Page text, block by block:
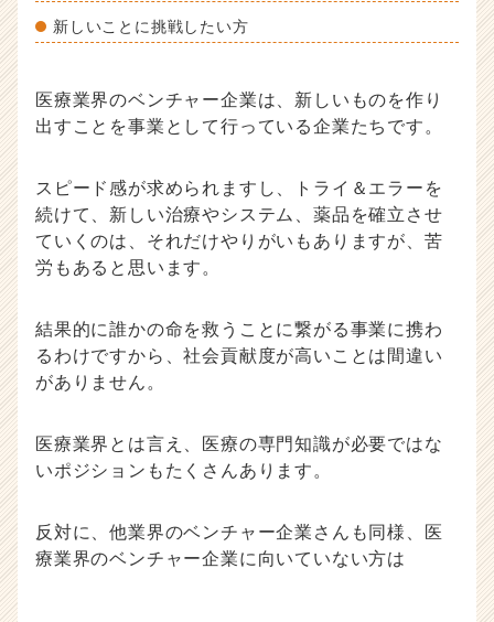
新しいことに挑戦したい方
医療業界のベンチャー企業は、新しいものを作り
出すことを事業として行っている企業たちです。
スピード感が求められますし、トライ＆エラーを
続けて、新しい治療やシステム、薬品を確立させ
ていくのは、それだけやりがいもありますが、苦
労もあると思います。
結果的に誰かの命を救うことに繋がる事業に携わ
るわけですから、社会貢献度が高いことは間違い
がありません。
医療業界とは言え、医療の専門知識が必要ではな
いポジションもたくさんあります。
反対に、他業界のベンチャー企業さんも同様、医
療業界のベンチャー企業に向いていない方は